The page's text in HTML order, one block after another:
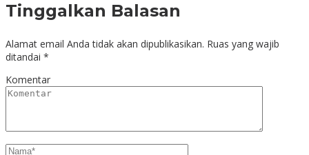
Tinggalkan Balasan
Alamat email Anda tidak akan dipublikasikan. Ruas yang wajib
ditandai *
Komentar